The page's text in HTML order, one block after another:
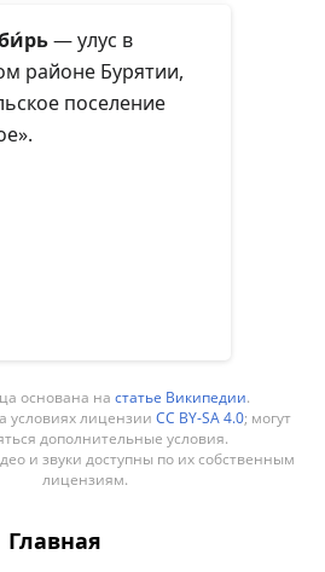
— улус в
районе Бурятии,
поселение
основана на статье Википедии.
условиях лицензии CC BY-SA 4.0; могут
дополнительные условия.
и звуки доступны по их собственным
лицензиям.
Главная